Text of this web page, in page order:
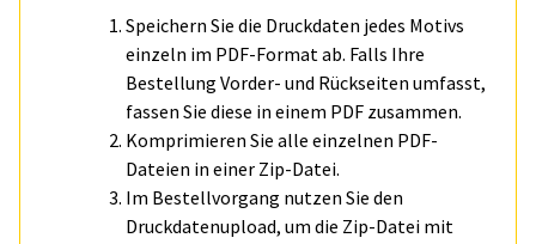
Speichern Sie die Druckdaten jedes Motivs
einzeln im PDF-Format ab. Falls Ihre
Bestellung Vorder- und Rückseiten umfasst,
fassen Sie diese in einem PDF zusammen.
Komprimieren Sie alle einzelnen PDF-
Dateien in einer Zip-Datei.
Im Bestellvorgang nutzen Sie den
Druckdatenupload, um die Zip-Datei mit